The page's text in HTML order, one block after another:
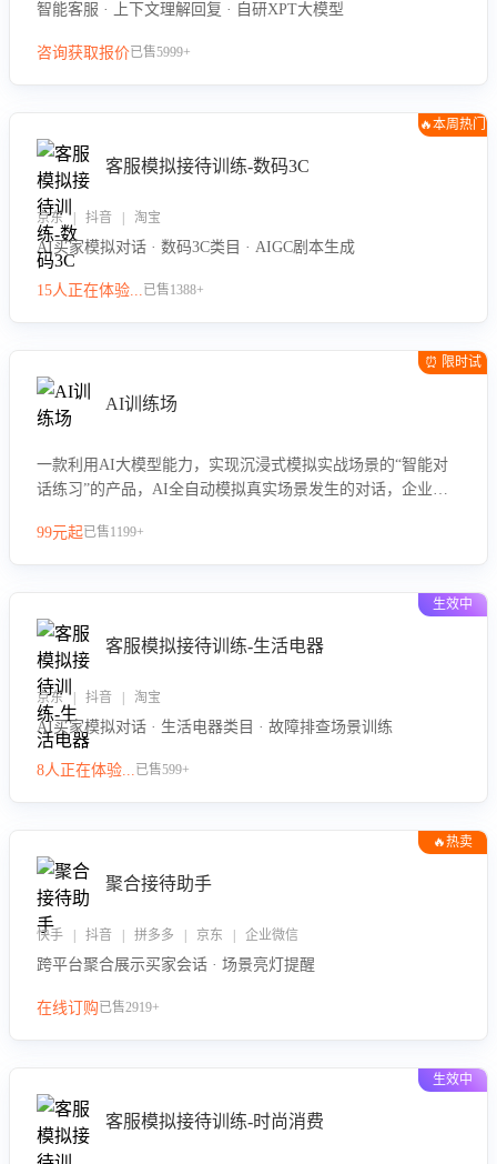
智能客服 · 上下文理解回复 · 自研XPT大模型
咨询获取报价已售5999+
🔥本周热门
客服模拟接待训练-数码3C
京东 | 抖音 | 淘宝
AI买家模拟对话 · 数码3C类目 · AIGC剧本生成
15人正在体验...已售1388+
⏰ 限时试
AI训练场
一款利用AI大模型能力，实现沉浸式模拟实战场景的“智能对
话练习”的产品，AI全自动模拟真实场景发生的对话，企业可
力。
99元起已售1199+
生效中
客服模拟接待训练-生活电器
京东 | 抖音 | 淘宝
AI买家模拟对话 · 生活电器类目 · 故障排查场景训练
8人正在体验...已售599+
🔥热卖
聚合接待助手
快手 | 抖音 | 拼多多 | 京东 | 企业微信
跨平台聚合展示买家会话 · 场景亮灯提醒
在线订购已售2919+
生效中
客服模拟接待训练-时尚消费